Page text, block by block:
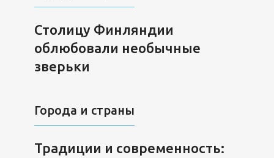
Столицу Финляндии
облюбовали необычные
зверьки
Города и страны
Традиции и современность: